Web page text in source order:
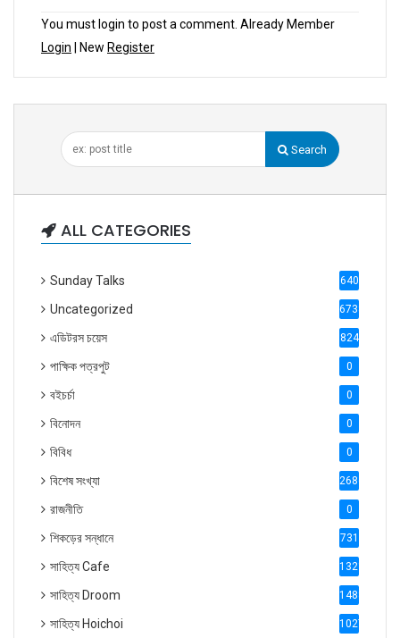
You must login to post a comment. Already Member
Login | New Register
Search
ALL CATEGORIES
Sunday Talks 640
Uncategorized 6738
এডিটরস চয়েস 824
পাক্ষিক পত্রপুট 0
বইচর্চা 0
বিনোদন 0
বিবিধ 0
বিশেষ সংখ্যা 2686
রাজনীতি 0
শিকড়ের সন্ধানে 731
সাহিত্য Cafe 1321
সাহিত্য Droom 1488
সাহিত্য Hoichoi 1027